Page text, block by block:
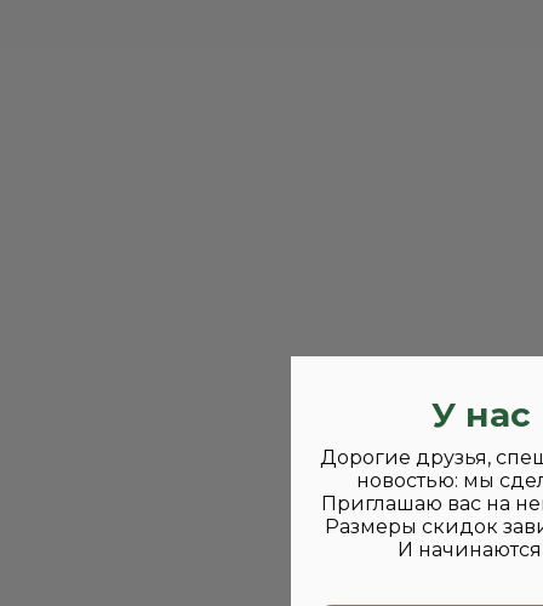
У нас
Дорогие друзья,
новостью: мы
Приглашаю вас на
Размеры скидок
И начинаются